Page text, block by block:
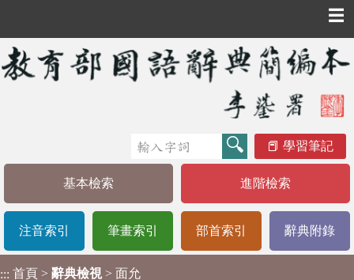
☰
學習筆記
基本檢索 進階檢索
注音索引 筆畫索引 部首索引 辭典附錄
::: 首頁 > 辭典檢視 > 面允